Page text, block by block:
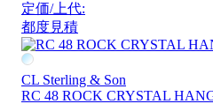
定価/上代:
都度見積
CL Sterling & Son
RC 48 ROCK CRYSTAL